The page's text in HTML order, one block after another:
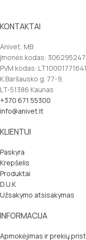
KONTAKTAI
Anivet, MB
Įmonės kodas: 306295247
PVM kodas:
K.Baršausko g. 77-9,
LT-51386 Kaunas
+370 671 55300
info@anivet.lt
KLIENTUI
Paskyra
Krepšelis
Produktai
D.U.K
Užsakymo atsisakymas
INFORMACIJA
Apmokėjimas ir prekių